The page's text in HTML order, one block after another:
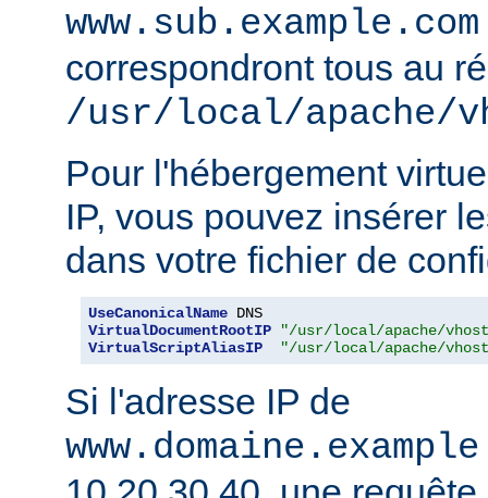
www.sub.example.com
correspondront tous au
/usr/local/apache/
Pour l'hébergement
IP, vous pouvez insérer
dans votre fichier de
UseCanonicalName
VirtualDocumentRootIP
"/usr/local/apache/
VirtualScriptAliasIP
"/usr/local/apache/
Si l'adresse IP de